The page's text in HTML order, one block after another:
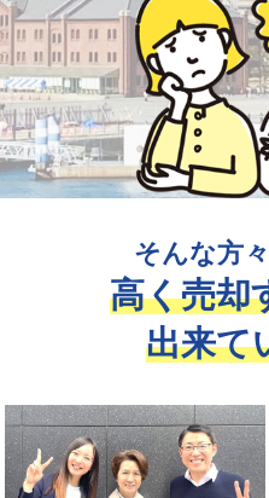
そんな方
高く売却
出来て